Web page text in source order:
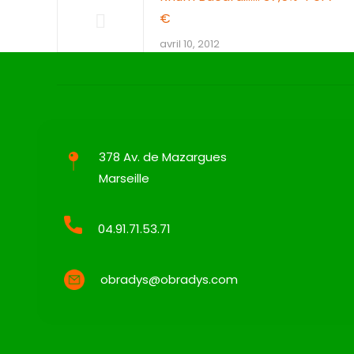
€
avril 10, 2012
378 Av. de Mazargues
Marseille
04.91.71.53.71
obradys@obradys.com